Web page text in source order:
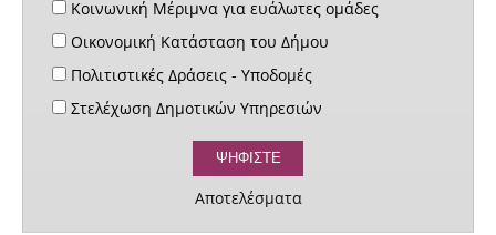
Κοινωνική Μέριμνα για ευάλωτες ομάδες
Οικονομική Κατάσταση του Δήμου
Πολιτιστικές Δράσεις - Υποδομές
Στελέχωση Δημοτικών Υπηρεσιών
Αποτελέσματα